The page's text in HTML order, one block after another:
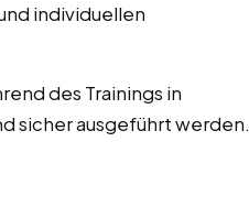
individuellen
des Trainings in
sicher ausgeführt werden.